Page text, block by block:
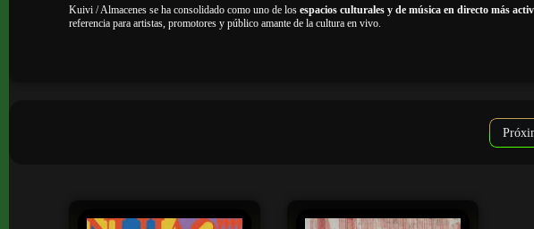
Kuivi / Almacenes se ha consolidado como uno de losespacios culturales y de música en directo más
referencia para artistas, promotores y público amante de la cultura en vivo.